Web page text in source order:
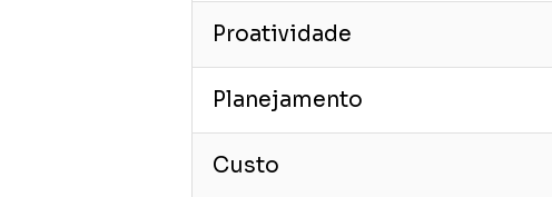
Proatividade
Planejamento
Custo